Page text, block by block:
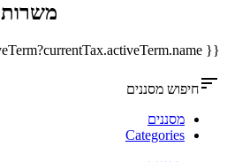
משרות
{{ currentTax.activeTerm?currentTax.activeTerm.name:' ' }}
sortחיפוש מסננים
מסננים
Categories